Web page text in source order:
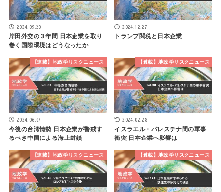
2024.09.20
岸田外交の３年間 日本企業を取り
巻く国際環境はどうなったか
2024.12.27
トランプ関税と日本企業
【連載】地政学リスクニュース
2024.06.07
今後の台湾情勢 日本企業が警戒す
るべき中国による海上封鎖
【連載】地政学リスクニュース
2024.02.28
イスラエル・パレスチナ間の軍事
衝突 日本企業へ影響は
【連載】地政学リスクニュース 【連載】地政学リスクニュース